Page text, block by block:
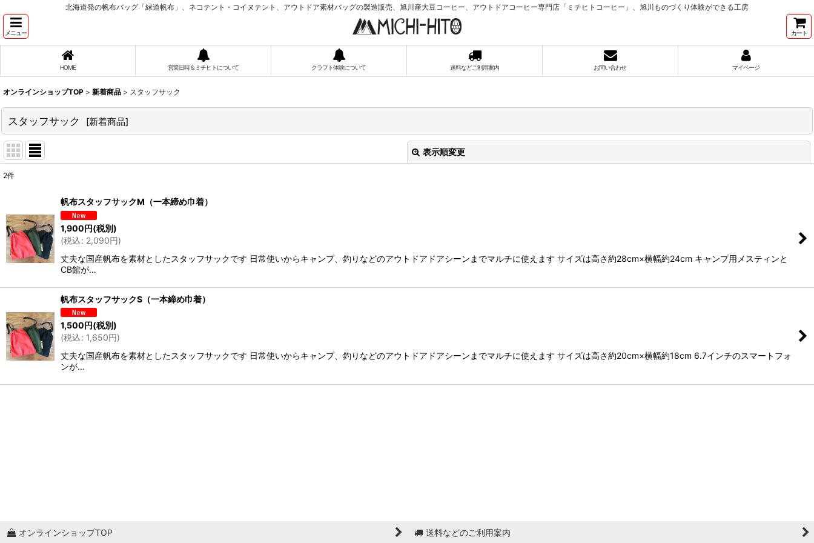
北海道発の帆布バッグ「緑道帆布」、ネコテント・コイヌテント、アウトドア素材バッグの製造販売、旭川産大豆コーヒー、アウトドアコーヒー専門店「ミチヒトコーヒー」、旭川ものづくり体験ができる工房
メニュー カート
HOME 営業日時＆ミチヒトについて クラフト体験について 送料などご利用案内 お問い合わせ マイページ
オンラインショップTOP > 新着商品 > スタッフサック
スタッフサック [新着商品]
表示順変更
並び順:
2件
帆布スタッフサックM（一本締め巾着）
1,900円(税別)
(税込: 2,090円)
丈夫な国産帆布を素材としたスタッフサックです 日常使いからキャンプ、釣りなどのアウトドアドアシーンまでマルチに使えます サイズは高さ約28cm×横幅約24cm キャンプ用メスティンと
CB館が…
帆布スタッフサックS（一本締め巾着）
1,500円(税別)
(税込: 1,650円)
丈夫な国産帆布を素材としたスタッフサックです 日常使いからキャンプ、釣りなどのアウトドアドアシーンまでマルチに使えます サイズは高さ約20cm×横幅約18cm 6.7インチのスマートフォ
ンが…
オンラインショップTOP 送料などのご利用案内